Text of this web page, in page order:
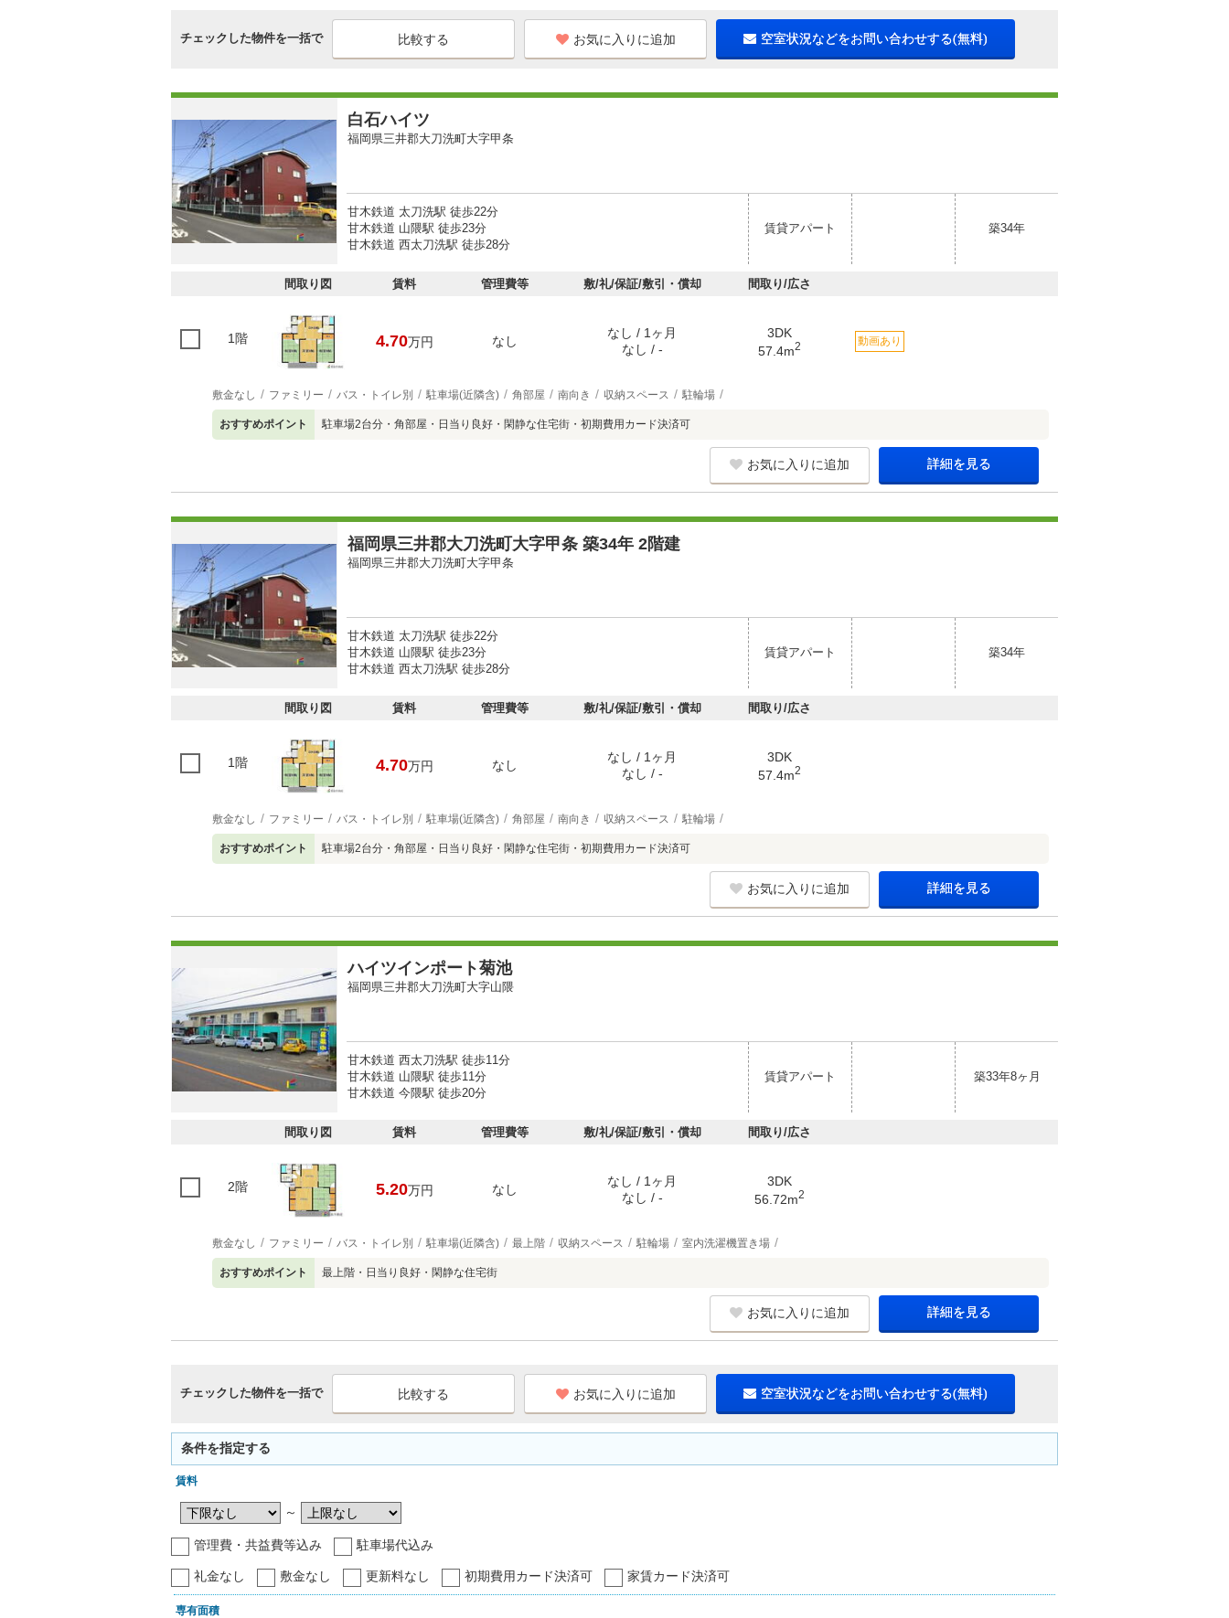
チェックした物件を一括で お気に入りに追加 空室状況などをお問い合わせする(無料)
白石ハイツ
福岡県三井郡大刀洗町大字甲条
甘木鉄道 太刀洗駅 徒歩22分
甘木鉄道 山隈駅 徒歩23分
甘木鉄道 西太刀洗駅 徒歩28分
賃貸アパート 築34年
間取り図 賃料 管理費等 敷/礼/保証/敷引・償却 間取り/広さ
1階 4.70万円 なし
なし / 1ヶ月
なし / -
3DK
57.4m2 動画あり
敷金なし ファミリー バス・トイレ別 駐車場(近隣含) 角部屋 南向き 収納スペース 駐輪場
おすすめポイント 駐車場2台分・角部屋・日当り良好・閑静な住宅街・初期費用カード決済可
お気に入りに追加 詳細を見る
福岡県三井郡大刀洗町大字甲条 築34年 2階建
福岡県三井郡大刀洗町大字甲条
甘木鉄道 太刀洗駅 徒歩22分
甘木鉄道 山隈駅 徒歩23分
甘木鉄道 西太刀洗駅 徒歩28分
賃貸アパート 築34年
間取り図 賃料 管理費等 敷/礼/保証/敷引・償却 間取り/広さ
1階 4.70万円 なし
なし / 1ヶ月
なし / -
3DK
57.4m2
敷金なし ファミリー バス・トイレ別 駐車場(近隣含) 角部屋 南向き 収納スペース 駐輪場
おすすめポイント 駐車場2台分・角部屋・日当り良好・閑静な住宅街・初期費用カード決済可
お気に入りに追加 詳細を見る
ハイツインポート菊池
福岡県三井郡大刀洗町大字山隈
甘木鉄道 西太刀洗駅 徒歩11分
甘木鉄道 山隈駅 徒歩11分
甘木鉄道 今隈駅 徒歩20分
賃貸アパート 築33年8ヶ月
間取り図 賃料 管理費等 敷/礼/保証/敷引・償却 間取り/広さ
2階 5.20万円 なし
なし / 1ヶ月
なし / -
3DK
56.72m2
敷金なし ファミリー バス・トイレ別 駐車場(近隣含) 最上階 収納スペース 駐輪場 室内洗濯機置き場
おすすめポイント 最上階・日当り良好・閑静な住宅街
お気に入りに追加 詳細を見る
チェックした物件を一括で お気に入りに追加 空室状況などをお問い合わせする(無料)
条件を指定する
賃料
～
管理費・共益費等込み 駐車場代込み
礼金なし 敷金なし 更新料なし 初期費用カード決済可 家賃カード決済可
専有面積